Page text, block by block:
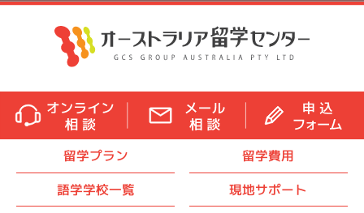
留学プラン
留学費用
語学学校一覧
現地サポート